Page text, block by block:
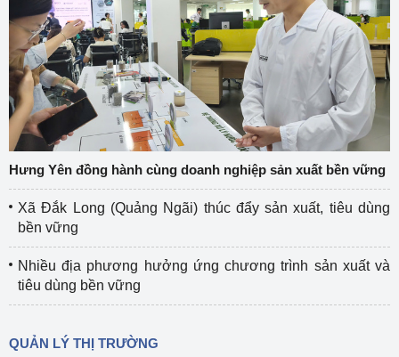
Hưng Yên đồng hành cùng doanh nghiệp sản xuất bền vững
Xã Đắk Long (Quảng Ngãi) thúc đẩy sản xuất, tiêu dùng
bền vững
Nhiều địa phương hưởng ứng chương trình sản xuất và
tiêu dùng bền vững
QUẢN LÝ THỊ TRƯỜNG